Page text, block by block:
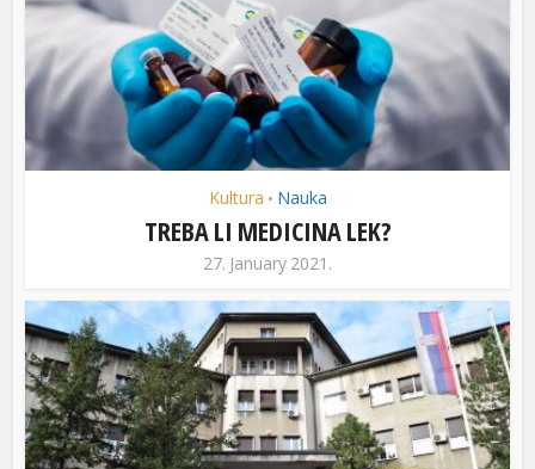
Kultura • Nauka
TREBA LI MEDICINA LEK?
27. January 2021.